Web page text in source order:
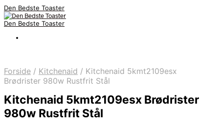
Den Bedste Toaster
Den Bedste Toaster
Forside / Kitchenaid / Kitchenaid 5kmt2109esx
Brødrister 980w Rustfrit Stål
Kitchenaid 5kmt2109esx Brødrister
980w Rustfrit Stål